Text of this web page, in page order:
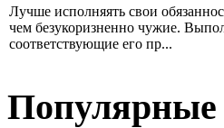
Лучше исполняять свои
чем безукоризненно чужие.
соответствующие его пр...
Популярные